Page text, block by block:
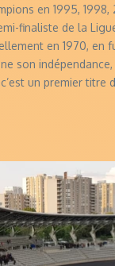
en 1995, 1998,
finaliste de la
en 1970,
son
un premier titre